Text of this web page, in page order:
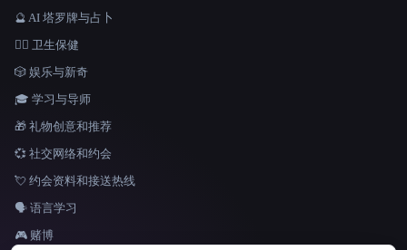
语言
🔮 AI 塔罗牌与占卜
👩‍⚕️ 卫生保健
🎲 娱乐与新奇
🎓 学习与导师
🎁 礼物创意和推荐
💞 社交网络和约会
💘 约会资料和接送热线
🗣️ 语言学习
🎮 赌博